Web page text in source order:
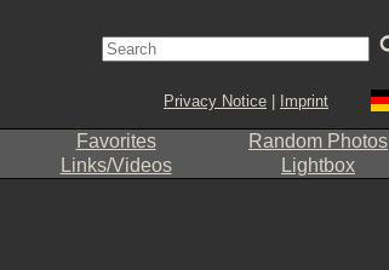
Privacy Notice Imprint
Favorites
Random Photos
Links/Videos Lightbox